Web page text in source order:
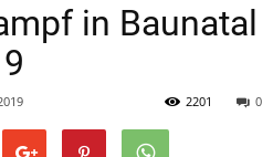
in Baunatal
0
2201